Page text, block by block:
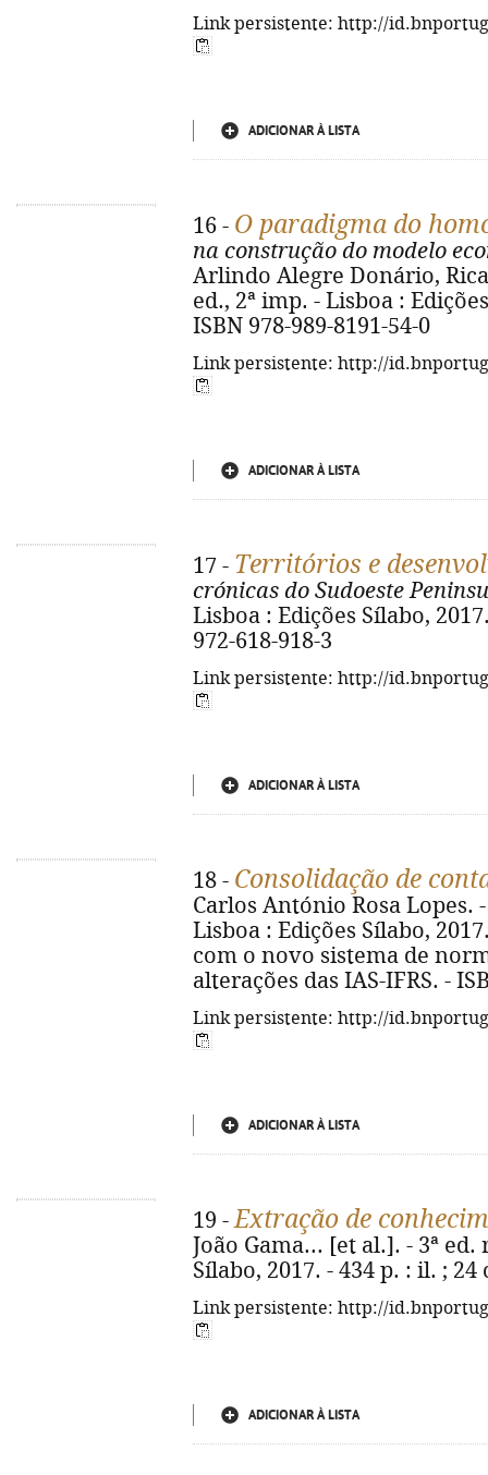
Link persistente: http://
ADICIONAR À LISTA
16 - O paradigma do
na construção do modelo
Arlindo Alegre Donário,
ed., 2ª imp. - Lisboa :
ISBN 978-989-8191-54-0
Link persistente: http://
ADICIONAR À LISTA
17 - Territórios e
crónicas do Sudoeste
Lisboa : Edições Sílabo,
972-618-918-3
Link persistente: http://
ADICIONAR À LISTA
18 - Consolidação de
Carlos António Rosa Lopes.
Lisboa : Edições Sílabo,
com o novo sistema de
alterações das IAS-IFRS. -
Link persistente: http://
ADICIONAR À LISTA
19 -Extração de
João Gama... [et al.]. - 3ª
Sílabo, 2017. - 434 p. : il. ; 24
Link persistente: http://
ADICIONAR À LISTA